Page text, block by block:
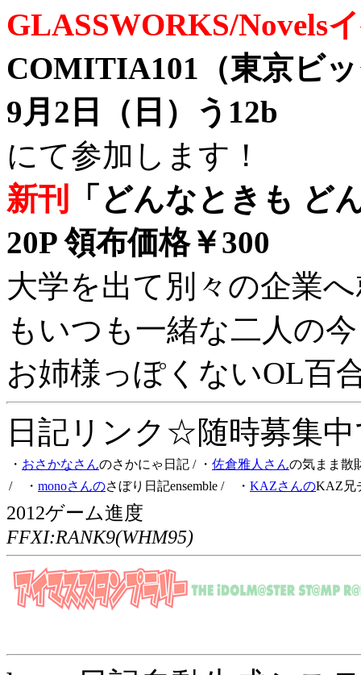
GLASSWORKS/Novels
COMITIA101（東京ビ
9月2日（日）う12b
にて参加します！
新刊
「どんなときも ど
20P 領布価格￥300
大学を出て別々の企業
もいつも一緒な二人の
お姉様っぽくないOL百
日記リンク☆随時募集
・ おさかなさんのさかにゃ日記 / ・ 佐倉雅人さんの気まま散
/ ・ monoさんのさぼり日記ensemble / ・ KAZさんのKAZ兄
2012ゲーム進度
FFXI:RANK9(WHM95)